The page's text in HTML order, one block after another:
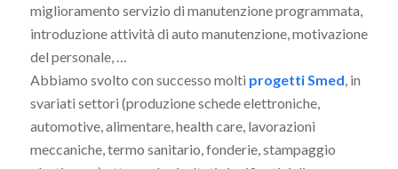
miglioramento servizio di manutenzione programmata,
introduzione attività di auto manutenzione, motivazione
del personale, …
Abbiamo svolto con successo molti progetti Smed , in
svariati settori (produzione schede elettroniche,
automotive, alimentare, health care, lavorazioni
meccaniche, termo sanitario, fonderie, stampaggio